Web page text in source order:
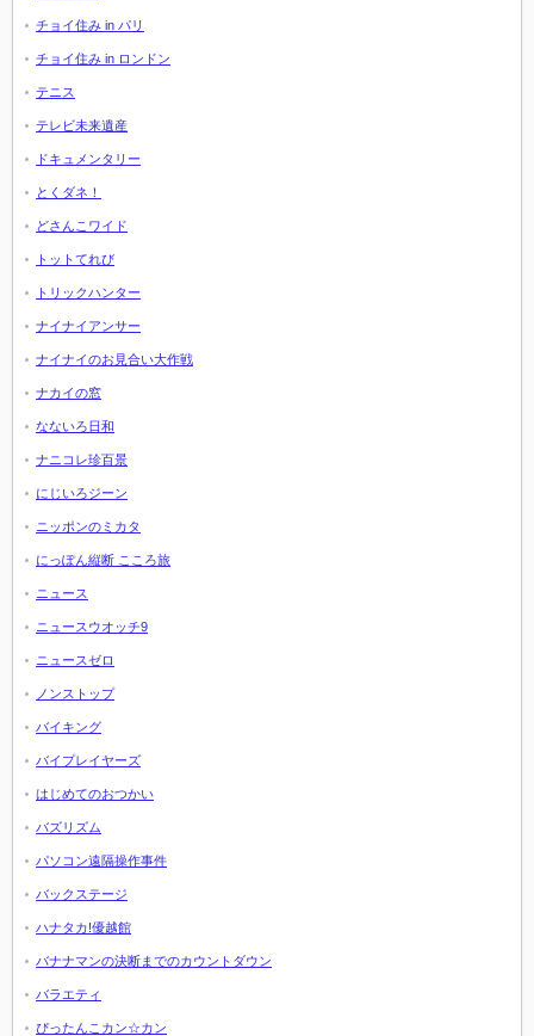
チョイ住み in パリ
チョイ住み in ロンドン
テニス
テレビ未来遺産
ドキュメンタリー
とくダネ！
どさんこワイド
トットてれび
トリックハンター
ナイナイアンサー
ナイナイのお見合い大作戦
ナカイの窓
なないろ日和
ナニコレ珍百景
にじいろジーン
ニッポンのミカタ
にっぽん縦断 こころ旅
ニュース
ニュースウオッチ9
ニュースゼロ
ノンストップ
バイキング
バイプレイヤーズ
はじめてのおつかい
バズリズム
パソコン遠隔操作事件
バックステージ
ハナタカ!優越館
バナナマンの決断までのカウントダウン
バラエティ
ぴったんこカン☆カン